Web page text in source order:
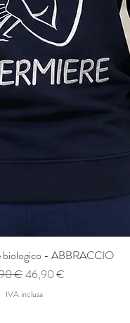
biologico - ABBRACCIO
regolare
€Prezzo scontato
46,90 €
IVA inclusa